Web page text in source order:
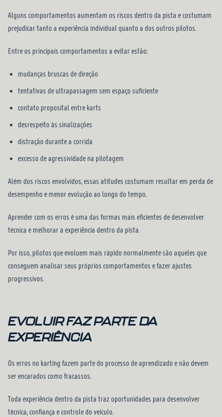
Alguns comportamentos aumentam os riscos dentro da pista e costumam
prejudicar tanto a experiência individual quanto a dos outros pilotos.
Entre os principais comportamentos a evitar estão:
mudanças bruscas de direção
tentativas de ultrapassagem sem espaço suficiente
contato proposital entre karts
desrespeito às sinalizações
distração durante a corrida
excesso de agressividade na pilotagem
Além dos riscos envolvidos, essas atitudes costumam resultar em perda de
desempenho e menor evolução ao longo do tempo.
Aprender com os erros é uma das formas mais eficientes de desenvolver
técnica e melhorar a experiência dentro da pista.
Por isso, pilotos que evoluem mais rápido normalmente são aqueles que
conseguem analisar seus próprios comportamentos e fazer ajustes
progressivos.
EVOLUIR FAZ PARTE DA
EXPERIÊNCIA
Os erros no karting fazem parte do processo de aprendizado e não devem
ser encarados como fracassos.
Toda experiência dentro da pista traz oportunidades para desenvolver
técnica, confiança e controle do veículo.